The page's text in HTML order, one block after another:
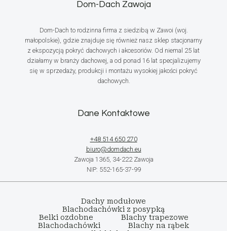
Dom-Dach Zawoja
Dom-Dach to rodzinna firma z siedzibą w Zawoi (woj.
małopolskie), gdzie znajduje się również nasz sklep stacjonarny
z ekspozycją pokryć dachowych i akcesoriów. Od niemal 25 lat
działamy w branży dachowej, a od ponad 16 lat specjalizujemy
się w sprzedaży, produkcji i montażu wysokiej jakości pokryć
dachowych.
Dane Kontaktowe
+48 514 650 270
biuro@domdach.eu
Zawoja 1365, 34-222 Zawoja
NIP: 552-165-37-99
Dachy modułowe
Blachodachówki z posypką
Belki ozdobne
Blachy trapezowe
Blachodachówki
Blachy na rąbek